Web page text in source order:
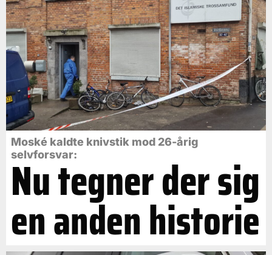
Moské kaldte knivstik mod 26-årig
selvforsvar:
Nu tegner der sig
en anden historie